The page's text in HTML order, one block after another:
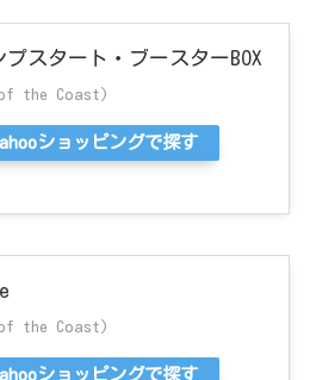
スタート・ブースターBOX
of the Coast)
ショッピングで探す
of the Coast)
ショッピングで探す